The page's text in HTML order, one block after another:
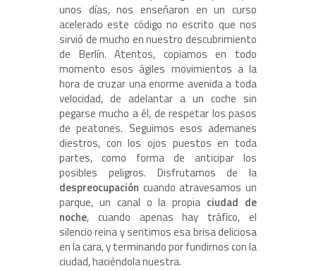
unos días, nos enseñaron en un curso
acelerado este código no escrito que nos
sirvió de mucho en nuestro descubrimiento
de Berlín. Atentos, copiamos en todo
momento esos ágiles movimientos a la
hora de cruzar una enorme avenida a toda
velocidad, de adelantar a un coche sin
pegarse mucho a él, de respetar los pasos
de peatones. Seguimos esos ademanes
diestros, con los ojos puestos en toda
partes, como forma de anticipar los
posibles peligros. Disfrutamos de la
despreocupación cuando atravesamos un
parque, un canal o la propia ciudad de
noche, cuando apenas hay tráfico, el
silencio reina y sentimos esa brisa deliciosa
en la cara, y terminando por fundirnos con la
ciudad, haciéndola nuestra.